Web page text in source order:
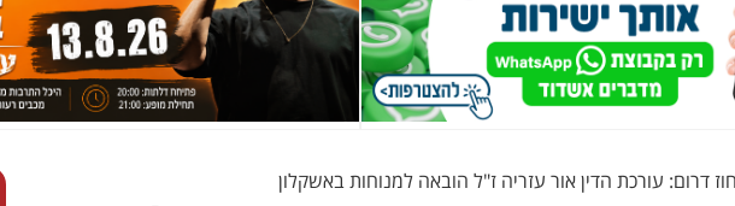
דרום: עורכת הדין אור עזריה ז"ל הובאה למנוחות באשקלון